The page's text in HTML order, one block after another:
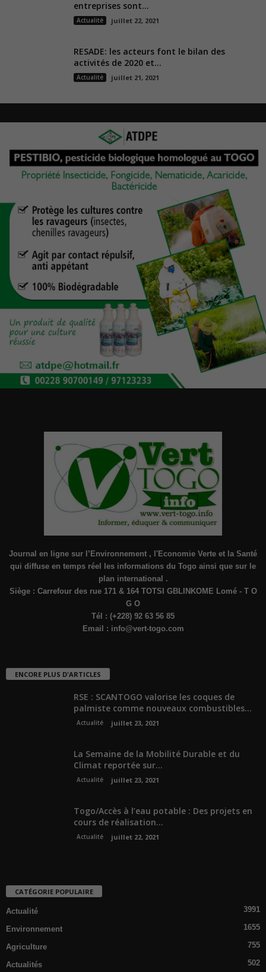
entreprises sont...
Actualité juillet 22, 2021
RESADE: les acteurs font le bilan des
activités de 2020 et...
Actualité juillet 21, 2021
Journal en ligne sur l’Environnement , l'Economie Verte et la Santé
qui diffuse en temps réel les informations du Togo ainsi que sur le
plan international .
Siège : Carrefour des rue 171 & 164 TOTSI GBLINKOME Lomé - T O
G O
Tél : (+228) 92 63 56 85
Email : info@vert-togo.com
ENCORE PLUS D'ARTICLES
RSE : SCANTOGO valorise les coques de
palmiste comme nouveaux combustibles...
Actualité juillet 23, 2021
La Semaine de la Mobilité Durable et du
Climat reportée sur...
Actualité juillet 23, 2021
Togo/Accès à l’eau potable : Des projets en
cours de réalisation...
Actualité juillet 22, 2021
CATÉGORIE POPULAIRE
Actualité 3991
Environnement 1655
Agriculture 755
Actualités 502